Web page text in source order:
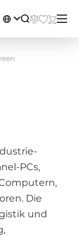
PCs,
Die
und